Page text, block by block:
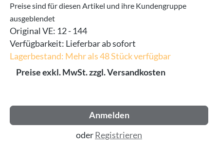
Preise sind für diesen Artikel und ihre Kundengruppe
ausgeblendet
Original VE: 12 - 144
Verfügbarkeit: Lieferbar ab sofort
Lagerbestand: Mehr als 48 Stück verfügbar
Preise exkl. MwSt. zzgl. Versandkosten
Anmelden
oderRegistrieren